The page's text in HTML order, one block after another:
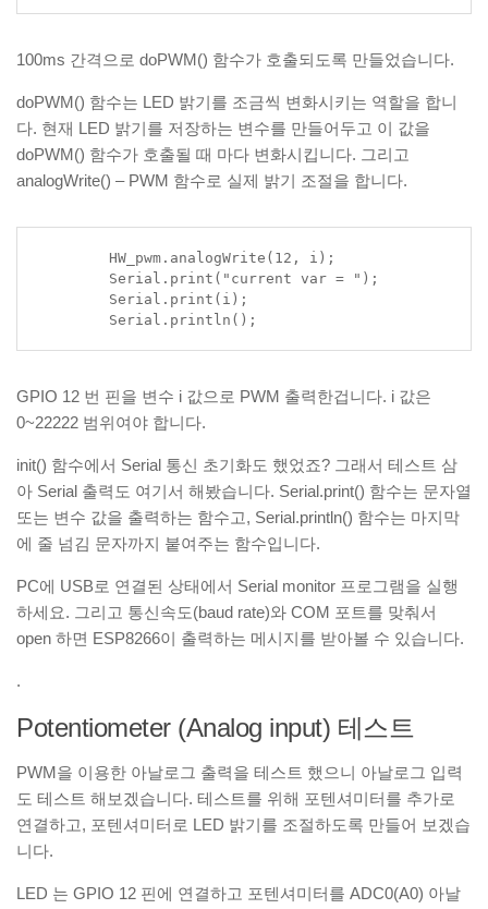
100ms 간격으로 doPWM() 함수가 호출되도록 만들었습니다.
doPWM() 함수는 LED 밝기를 조금씩 변화시키는 역할을 합니
다. 현재 LED 밝기를 저장하는 변수를 만들어두고 이 값을
doPWM() 함수가 호출될 때 마다 변화시킵니다. 그리고
analogWrite() – PWM 함수로 실제 밝기 조절을 합니다.
	Serial.println();
GPIO 12 번 핀을 변수 i 값으로 PWM 출력한겁니다. i 값은
0~22222 범위여야 합니다.
init() 함수에서 Serial 통신 초기화도 했었죠? 그래서 테스트 삼
아 Serial 출력도 여기서 해봤습니다. Serial.print() 함수는 문자열
또는 변수 값을 출력하는 함수고, Serial.println() 함수는 마지막
에 줄 넘김 문자까지 붙여주는 함수입니다.
PC에 USB로 연결된 상태에서 Serial monitor 프로그램을 실행
하세요. 그리고 통신속도(baud rate)와 COM 포트를 맞춰서
open 하면 ESP8266이 출력하는 메시지를 받아볼 수 있습니다.
.
Potentiometer (Analog input) 테스트
PWM을 이용한 아날로그 출력을 테스트 했으니 아날로그 입력
도 테스트 해보겠습니다. 테스트를 위해 포텐셔미터를 추가로
연결하고, 포텐셔미터로 LED 밝기를 조절하도록 만들어 보겠습
니다.
LED 는 GPIO 12 핀에 연결하고 포텐셔미터를 ADC0(A0) 아날